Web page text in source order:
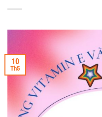
10
Th5